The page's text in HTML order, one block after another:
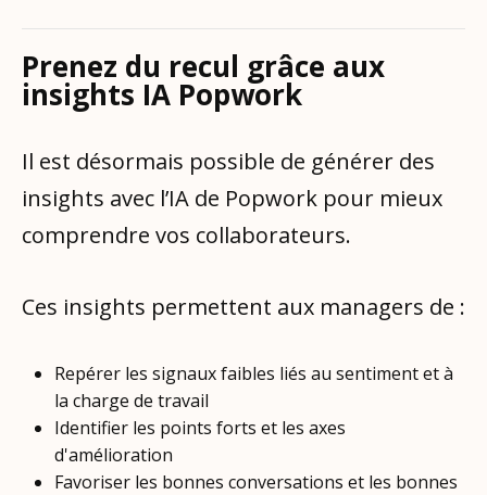
Prenez du recul grâce aux
insights IA Popwork
Il est désormais possible de générer des
insights avec l’IA de Popwork pour mieux
comprendre vos collaborateurs.
Ces insights permettent aux managers de :
Repérer les signaux faibles liés au sentiment et à
la charge de travail
Identifier les points forts et les axes
d'amélioration
Favoriser les bonnes conversations et les bonnes